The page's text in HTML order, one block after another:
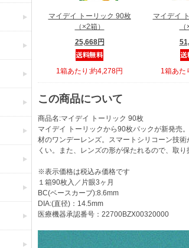
マイデイ トーリック 90枚
（×2箱）
25,668円
1箱あたり:約4,278円
マイデイ
1箱あた
この商品について
商品名:マイデイ トーリック 90枚
マイデイ トーリックから90枚パックが新発売
材のワンデーレンズ。スマートシリコーン技
くい。また、レンズの形が保たれるので、取り
※表示価格は税込み価格です
１箱90枚入／片眼3ヶ月
BC(ベースカーブ):8.6mm
DIA:(直径)：14.5mm
医療機器承認番号：22700BZX00320000